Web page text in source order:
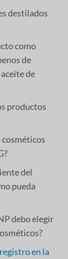
destilados
como
de
de
productos
cosméticos
del
pueda
debo elegir
en la